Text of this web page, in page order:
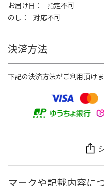
お届け日
指定不可
のし
対応不可
決済方法
下記の決済方法がご利用頂けま
マークや記載内容に